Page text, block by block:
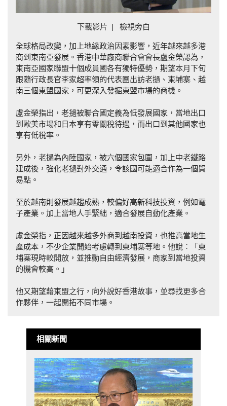
下載影片 | 檢視旁白
全球格局改變，加上地緣政治因素影響，近年越來越多港
商到東南亞發展。香港中華廠商聯合會會長盧金榮認為，
東南亞國家聯盟十個成員國各有獨特優勢，期望本月下旬
跟隨行政長官李家超率領的代表團出訪老撾、柬埔寨、越
南三個東盟國家，可更深入發掘東盟市場的商機。
盧金榮指出，老撾被聯合國定義為低發展國家，當地出口
到歐美市場和日本享有零關稅待遇，而出口到其他國家也
享有低稅率。
另外，老撾為內陸國家，被六個國家包圍，加上中老鐵路
建成後，強化老撾對外交通，令該國可能適合作為一個貿
易點。
至於越南則發展越趨成熟，較偏好高新科技投資，例如電
子產業。加上當地人手緊絀，適合發展自動化產業。
盧金榮指，正因越來越多外商到越南投資，也推高當地生
產成本，不少企業開始考慮轉到柬埔寨等地。他說︰「柬
埔寨現時較開放，並推動自由經濟發展，商家到當地投資
的機會較高。」
他又期望藉東盟之行，向外說好香港故事，並尋找更多合
作夥伴，一起開拓不同市場。
相關新聞